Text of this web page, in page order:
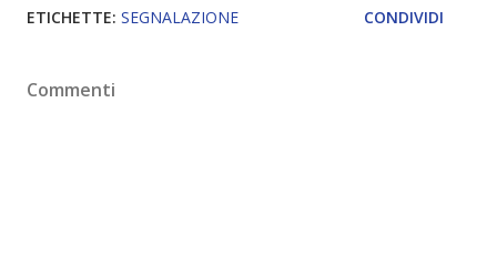
ETICHETTE: SEGNALAZIONE CONDIVIDI
Commenti